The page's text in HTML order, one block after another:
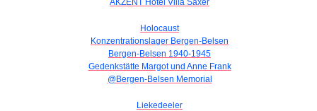
AKZENT Hotel Villa Saxer
Holocaust
Konzentrationslager Bergen-Belsen
Bergen-Belsen 1940-1945
Gedenkstätte Margot und Anne Frank
@Bergen-Belsen Memorial
Liekedeeler